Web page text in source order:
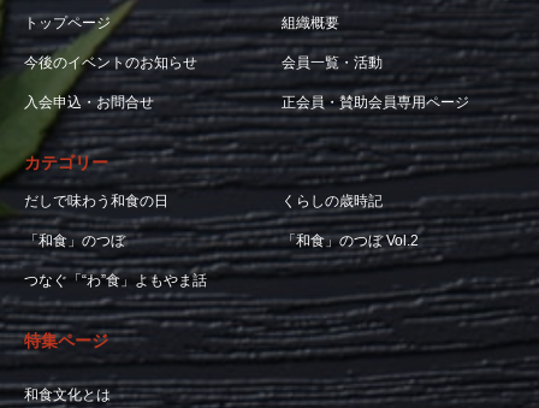
トップページ 組織概要
今後のイベントのお知らせ 会員一覧・活動
入会申込・お問合せ 正会員・賛助会員専用ページ
カテゴリー
だしで味わう和食の日 くらしの歳時記
「和食」のつぼ 「和食」のつぼ Vol.2
つなぐ「“わ”食」よもやま話
特集ページ
和食文化とは